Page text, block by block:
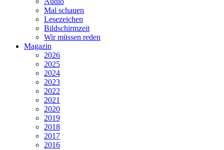
Mal schauen
Lesezeichen
Bildschirmzeit
Wir müssen reden
Magazin
2026
2025
2024
2023
2022
2021
2020
2019
2018
2017
2016